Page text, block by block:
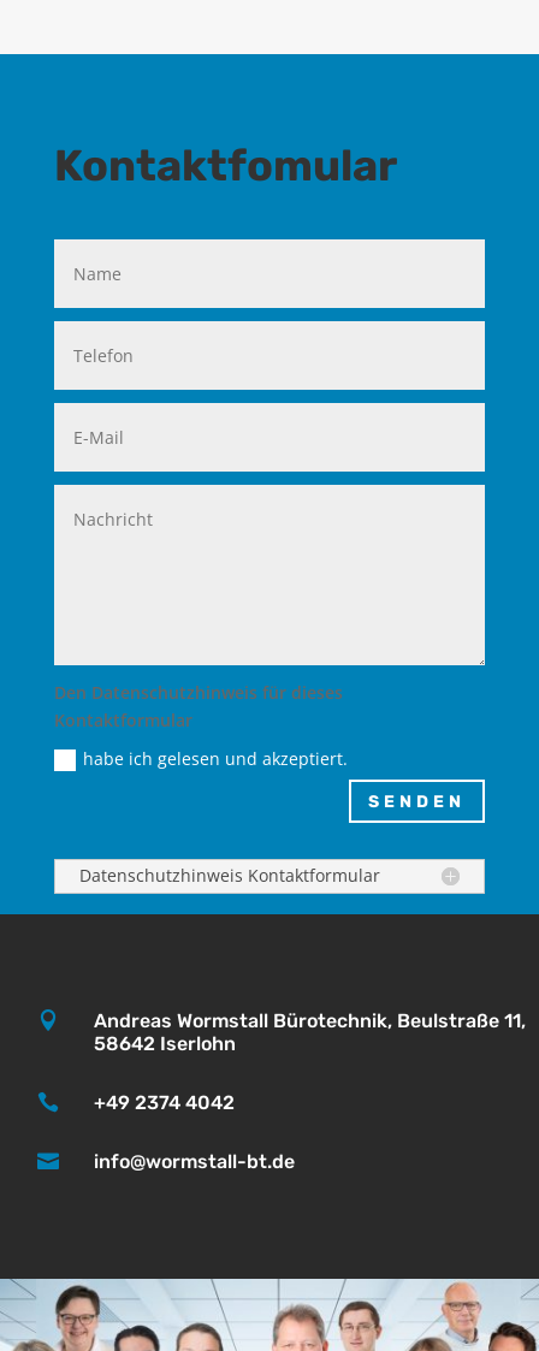
Kontaktfomular
Den Datenschutzhinweis für dieses
Kontaktformular
habe ich gelesen und akzeptiert.
SENDEN
Datenschutzhinweis Kontaktformular

Andreas Wormstall Bürotechnik, Beulstraße 11,
58642 Iserlohn
 +49 2374 4042
 info@wormstall-bt.de